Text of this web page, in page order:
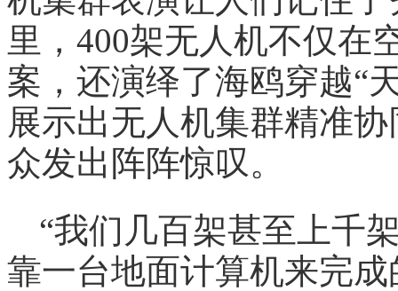
里，400架无人机不仅在
案，还演绎了海鸥穿越“
展示出无人机集群精准
众发出阵阵惊叹。
“我们几百架甚至上千
靠一台地面计算机来完